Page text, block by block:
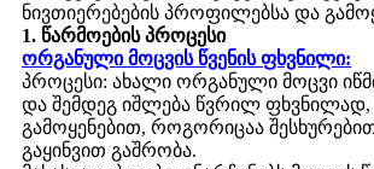
ნივთიერებების პროფილებსა და
1. წარმოების პროცესი
ორგანული მოცვის წვენის ფხვნილი:
პროცესი: ახალი ორგანული მოცვი
და შემდეგ იშლება წვრილ ფხვნილად,
გამოყენებით, როგორიცაა
გაყინვით გაშრობა.